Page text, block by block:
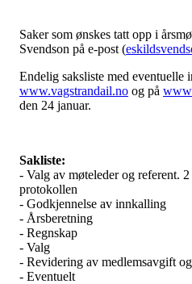
Saker som ønskes tatt opp i
Svendson på e-post (
Endelig saksliste med eventuelle
www.vagstrandail.no og på
den 24 januar.
Sakliste:
- Valg av møteleder og referent.
protokollen
- Godkjennelse av innkalling
- Årsberetning
- Regnskap
- Valg
- Revidering av medlemsavgift
- Eventuelt